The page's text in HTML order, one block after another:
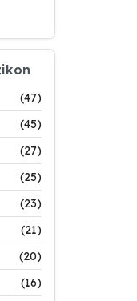
(47)
(45)
(27)
(25)
(23)
(21)
(20)
(16)